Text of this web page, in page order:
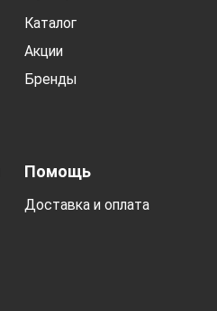
Каталог
Акции
Бренды
Помощь
Доставка и оплата